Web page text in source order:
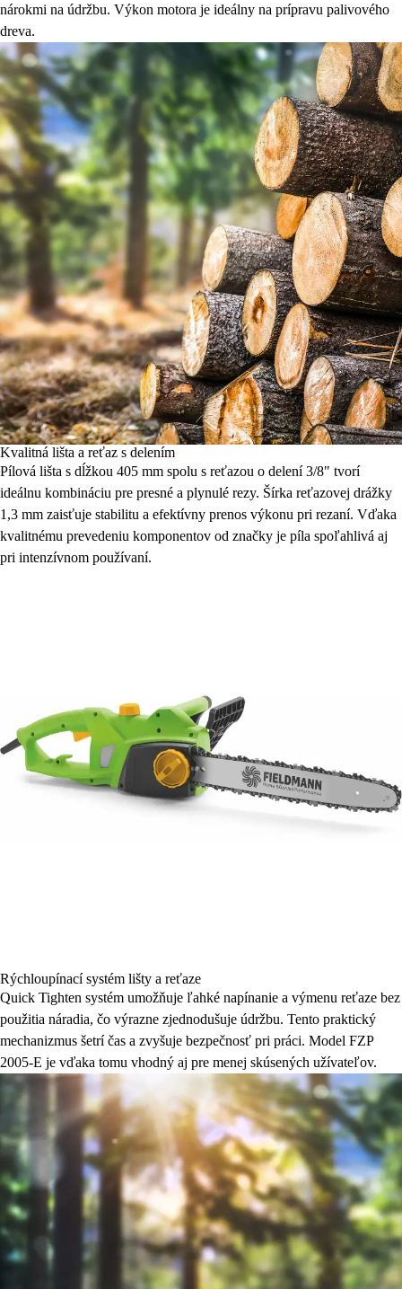
nárokmi na údržbu. Výkon motora je ideálny na prípravu palivového
dreva.
Kvalitná lišta a reťaz s delením
Pílová lišta s dĺžkou 405 mm spolu s reťazou o delení 3/8" tvorí
ideálnu kombináciu pre presné a plynulé rezy. Šírka reťazovej drážky
1,3 mm zaisťuje stabilitu a efektívny prenos výkonu pri rezaní. Vďaka
kvalitnému prevedeniu komponentov od značky je píla spoľahlivá aj
pri intenzívnom používaní.
Rýchloupínací systém lišty a reťaze
Quick Tighten systém umožňuje ľahké napínanie a výmenu reťaze bez
použitia náradia, čo výrazne zjednodušuje údržbu. Tento praktický
mechanizmus šetrí čas a zvyšuje bezpečnosť pri práci. Model FZP
2005-E je vďaka tomu vhodný aj pre menej skúsených užívateľov.